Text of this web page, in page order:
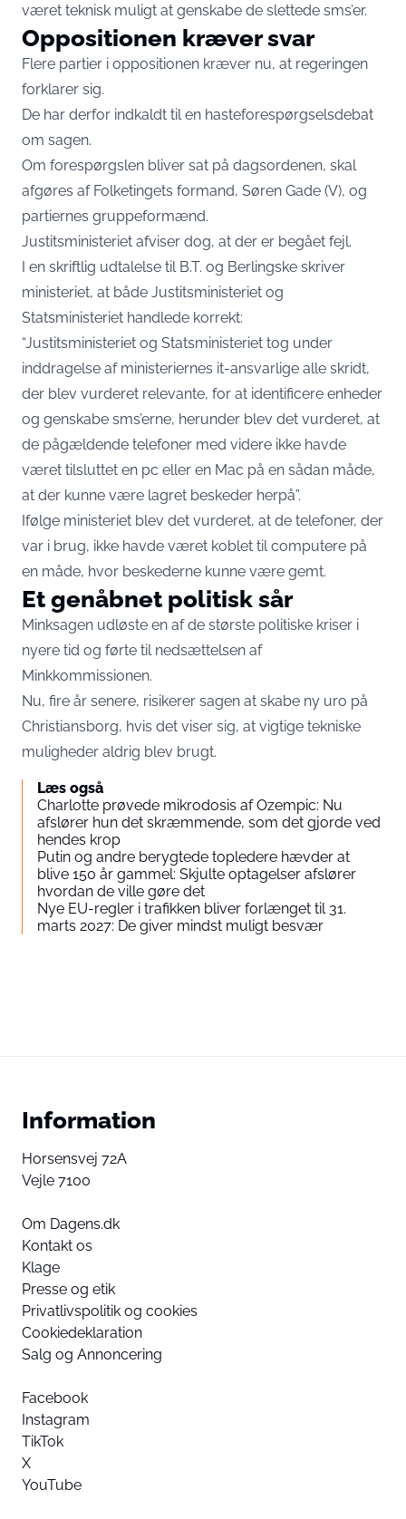
været teknisk muligt at genskabe de slettede sms’er.
Oppositionen kræver svar
Flere partier i oppositionen kræver nu, at regeringen
forklarer sig.
De har derfor indkaldt til en hasteforespørgselsdebat
om sagen.
Om forespørgslen bliver sat på dagsordenen, skal
afgøres af Folketingets formand, Søren Gade (V), og
partiernes gruppeformænd.
Justitsministeriet afviser dog, at der er begået fejl.
I en skriftlig udtalelse til B.T. og Berlingske skriver
ministeriet, at både Justitsministeriet og
Statsministeriet handlede korrekt:
“Justitsministeriet og Statsministeriet tog under
inddragelse af ministeriernes it-ansvarlige alle skridt,
der blev vurderet relevante, for at identificere enheder
og genskabe sms’erne, herunder blev det vurderet, at
de pågældende telefoner med videre ikke havde
været tilsluttet en pc eller en Mac på en sådan måde,
at der kunne være lagret beskeder herpå”.
Ifølge ministeriet blev det vurderet, at de telefoner, der
var i brug, ikke havde været koblet til computere på
en måde, hvor beskederne kunne være gemt.
Et genåbnet politisk sår
Minksagen udløste en af de største politiske kriser i
nyere tid og førte til nedsættelsen af
Minkkommissionen.
Nu, fire år senere, risikerer sagen at skabe ny uro på
Christiansborg, hvis det viser sig, at vigtige tekniske
muligheder aldrig blev brugt.
Læs også
Charlotte prøvede mikrodosis af Ozempic: Nu
afslører hun det skræmmende, som det gjorde ved
hendes krop
Putin og andre berygtede topledere hævder at
blive 150 år gammel: Skjulte optagelser afslører
hvordan de ville gøre det
Nye EU-regler i trafikken bliver forlænget til 31.
marts 2027: De giver mindst muligt besvær
Information
Horsensvej 72A
Vejle 7100
Om Dagens.dk
Kontakt os
Klage
Presse og etik
Privatlivspolitik og cookies
Cookiedeklaration
Salg og Annoncering
Facebook
Instagram
TikTok
X
YouTube